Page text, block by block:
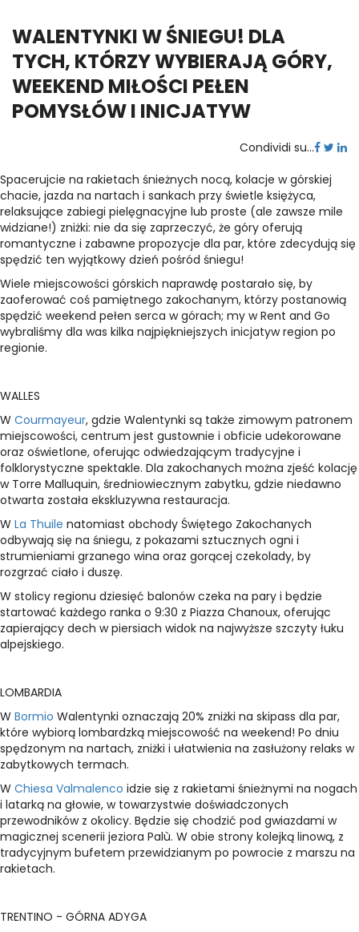
WALENTYNKI W ŚNIEGU! DLA
TYCH, KTÓRZY WYBIERAJĄ GÓRY,
WEEKEND MIŁOŚCI PEŁEN
POMYSŁÓW I INICJATYW
Condividi su...
Spacerujcie na rakietach śnieżnych nocą, kolacje w górskiej
chacie, jazda na nartach i sankach przy świetle księżyca,
relaksujące zabiegi pielęgnacyjne lub proste (ale zawsze mile
widziane!) zniżki: nie da się zaprzeczyć, że góry oferują
romantyczne i zabawne propozycje dla par, które zdecydują się
spędzić ten wyjątkowy dzień pośród śniegu!
Wiele miejscowości górskich naprawdę postarało się, by
zaoferować coś pamiętnego zakochanym, którzy postanowią
spędzić weekend pełen serca w górach; my w Rent and Go
wybraliśmy dla was kilka najpiękniejszych inicjatyw region po
regionie.
WALLES
W Courmayeur, gdzie Walentynki są także zimowym patronem
miejscowości, centrum jest gustownie i obficie udekorowane
oraz oświetlone, oferując odwiedzającym tradycyjne i
folklorystyczne spektakle. Dla zakochanych można zjeść kolację
w Torre Malluquin, średniowiecznym zabytku, gdzie niedawno
otwarta została ekskluzywna restauracja.
W La Thuile natomiast obchody Świętego Zakochanych
odbywają się na śniegu, z pokazami sztucznych ogni i
strumieniami grzanego wina oraz gorącej czekolady, by
rozgrzać ciało i duszę.
W stolicy regionu dziesięć balonów czeka na pary i będzie
startować każdego ranka o 9:30 z Piazza Chanoux, oferując
zapierający dech w piersiach widok na najwyższe szczyty łuku
alpejskiego.
LOMBARDIA
W Bormio Walentynki oznaczają 20% zniżki na skipass dla par,
które wybiorą lombardzką miejscowość na weekend! Po dniu
spędzonym na nartach, zniżki i ułatwienia na zasłużony relaks w
zabytkowych termach.
W Chiesa Valmalenco idzie się z rakietami śnieżnymi na nogach
i latarką na głowie, w towarzystwie doświadczonych
przewodników z okolicy. Będzie się chodzić pod gwiazdami w
magicznej scenerii jeziora Palù. W obie strony kolejką linową, z
tradycyjnym bufetem przewidzianym po powrocie z marszu na
rakietach.
TRENTINO - GÓRNA ADYGA